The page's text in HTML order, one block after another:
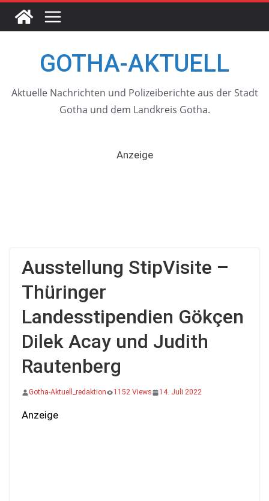
GOTHA-AKTUELL
Aktuelle Nachrichten und Polizeiberichte aus der Stadt
Gotha und dem Landkreis Gotha.
Anzeige
Ausstellung StipVisite –
Thüringer
Landesstipendien Gökçen
Dilek Acay und Judith
Rautenberg
Gotha-Aktuell_redaktion 1152 Views 14. Juli 2022
Anzeige